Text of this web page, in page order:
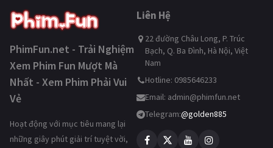
PhimFun.net - Trải Nghiệm
Xem Phim Fun Mượt Mà
Nhất - Xem Phim Phải Vui
Vẻ
Hoạt động với mục tiêu mang lại
những giây phút giải trí tuyệt vời,
Liên Hệ
22 đường Châu Long, P. Trúc
Bạch, Q. Ba Đình, Hà Nội, Việt
Nam
Hotline: 0985646233
Email: admin@phimfun.net
Telegram:@golden885